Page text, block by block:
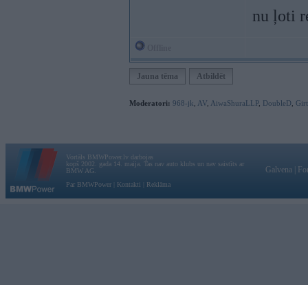
nu ļoti
Jauna tēma Atbildēt
Moderatori: 968-jk AV AiwaShuraLLP, DoubleD
Vortāls BMWPower.lv darbojas
kopš 2002. gada 14. maija. Tas nav auto klubs un nav saistīts ar
BMW AG.
Par BMWPower
Kontakti Reklāma
Galvena